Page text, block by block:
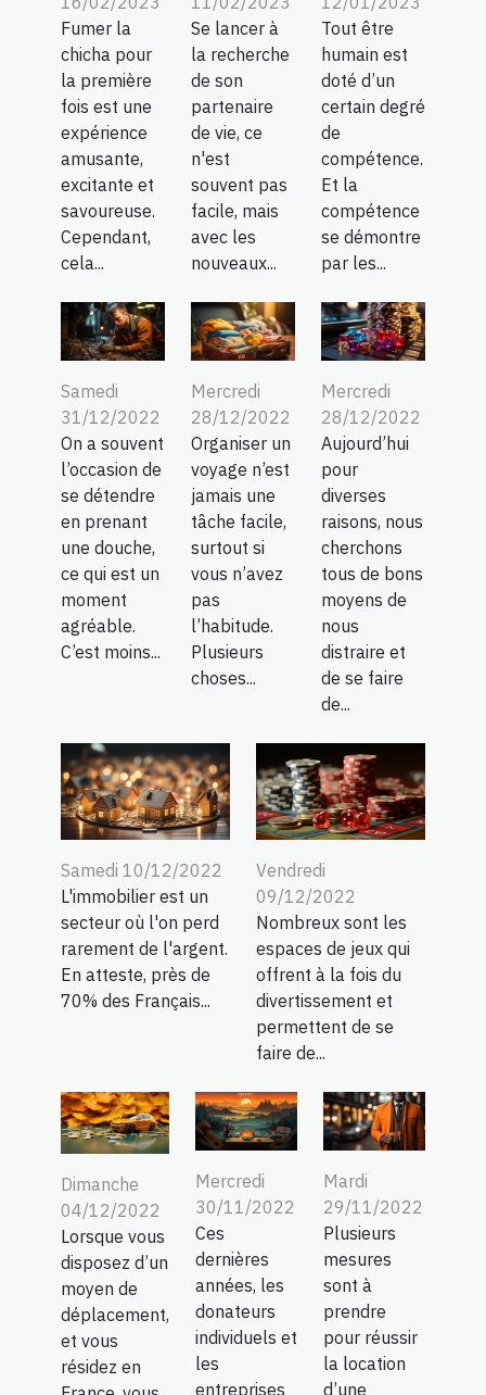
Fumer la
chicha pour
la première
fois est une
expérience
amusante,
excitante et
savoureuse.
Cependant,
cela...
Se lancer à
la recherche
de son
partenaire
de vie, ce
n'est
souvent pas
facile, mais
avec les
nouveaux...
Tout être
humain est
doté d’un
certain degré
de
compétence.
Et la
compétence
se démontre
par les...
Samedi
31/12/2022
On a souvent
l’occasion de
se détendre
en prenant
une douche,
ce qui est un
moment
agréable.
C’est moins...
Mercredi
28/12/2022
Organiser un
voyage n’est
jamais une
tâche facile,
surtout si
vous n’avez
pas
l’habitude.
Plusieurs
choses...
Mercredi
28/12/2022
Aujourd’hui
pour
diverses
raisons, nous
cherchons
tous de bons
moyens de
nous
distraire et
de se faire
de...
Samedi 10/12/2022
L'immobilier est un
secteur où l'on perd
rarement de l'argent.
En atteste, près de
70% des Français...
Vendredi
09/12/2022
Nombreux sont les
espaces de jeux qui
offrent à la fois du
divertissement et
permettent de se
faire de...
Dimanche
04/12/2022
Lorsque vous
disposez d’un
moyen de
déplacement,
et vous
résidez en
Mercredi
30/11/2022
Ces
dernières
années, les
donateurs
individuels et
les
entreprises
Mardi
29/11/2022
Plusieurs
mesures
sont à
prendre
pour réussir
la location
d’une